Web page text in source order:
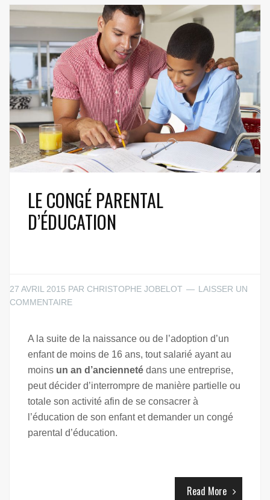
LE CONGÉ PARENTAL
D’ÉDUCATION
27 AVRIL 2015 PAR CHRISTOPHE JOBELOT
LAISSER UN
COMMENTAIRE
A la suite de la naissance ou de l’adoption d’un
enfant de moins de 16 ans, tout salarié ayant au
moins un an d’ancienneté dans une entreprise,
peut décider d’interrompre de manière partielle ou
totale son activité afin de se consacrer à
l’éducation de son enfant et demander un congé
parental d’éducation.
Read More